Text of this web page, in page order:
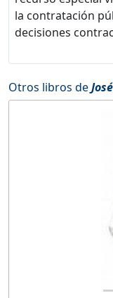
la contratación
decisiones
Otros libros de